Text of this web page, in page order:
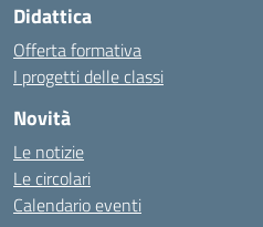
Didattica
Offerta formativa
I progetti delle classi
Novità
Le notizie
Le circolari
Calendario eventi